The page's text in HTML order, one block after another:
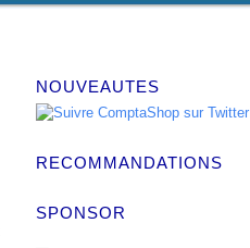
NOUVEAUTES
RECOMMANDATIONS
SPONSOR